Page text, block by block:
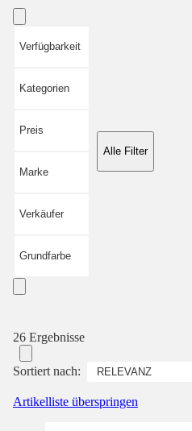
Verfügbarkeit
Kategorien
Preis
Marke
Verkäufer
Grundfarbe
Alle Filter
26 Ergebnisse
Sortiert nach:
Artikelliste überspringen